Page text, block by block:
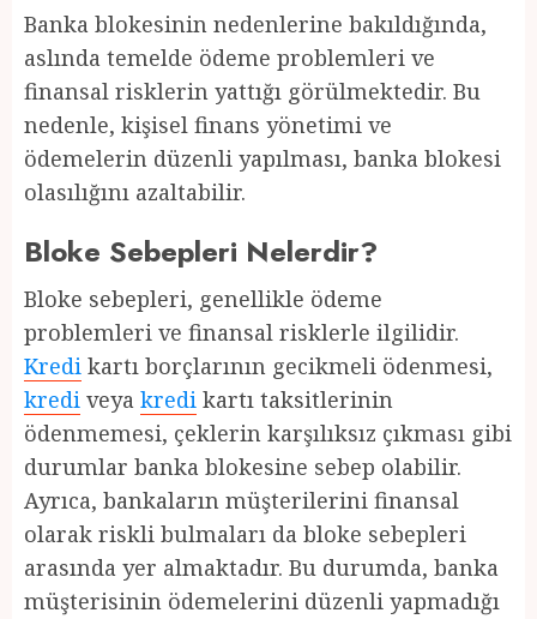
Banka blokesinin nedenlerine bakıldığında,
aslında temelde ödeme problemleri ve
finansal risklerin yattığı görülmektedir. Bu
nedenle, kişisel finans yönetimi ve
ödemelerin düzenli yapılması, banka blokesi
olasılığını azaltabilir.
Bloke Sebepleri Nelerdir?
Bloke sebepleri, genellikle ödeme
problemleri ve finansal risklerle ilgilidir.
Kredi kartı borçlarının gecikmeli ödenmesi,
kredi veya kredi kartı taksitlerinin
ödenmemesi, çeklerin karşılıksız çıkması gibi
durumlar banka blokesine sebep olabilir.
Ayrıca, bankaların müşterilerini finansal
olarak riskli bulmaları da bloke sebepleri
arasında yer almaktadır. Bu durumda, banka
müşterisinin ödemelerini düzenli yapmadığı